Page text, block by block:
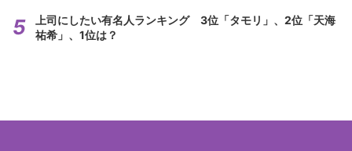
上司にしたい有名人ランキング 3位「タモリ」、2位「天海
祐希」、1位は？